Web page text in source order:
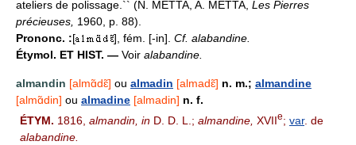
ateliers de polissage.`` (N. METTA, A. METTA, Les Pierres
précieuses, 1960, p. 88).
Prononc. :[ ], fém. [-in]. Cf. alabandine.
Étymol. ET HIST. — Voir alabandine.
almandin [almɑ̃dɛ̃] ou almadin [almadɛ̃] n. m.; almandine
[almɑ̃din] ou almadine [almadin] n. f.
ÉTYM. 1816, almandin, in D. D. L.; almandine, XVIIe; var. de
alabandine.